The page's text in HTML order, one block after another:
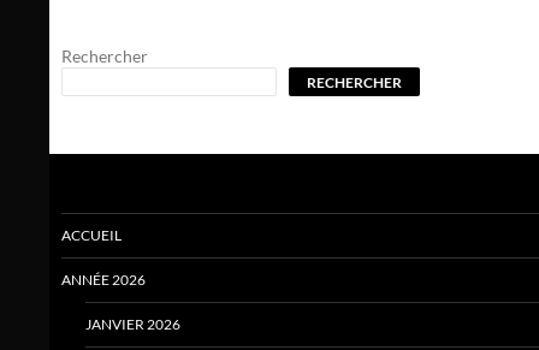
Rechercher
RECHERCHER
ACCUEIL
ANNÉE 2026
JANVIER 2026